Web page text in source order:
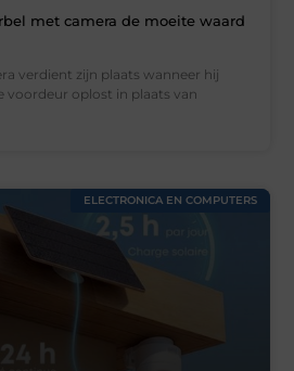
met camera de moeite waard
verdient zijn plaats wanneer hij
voordeur oplost in plaats van
ELECTRONICA EN COMPUTERS